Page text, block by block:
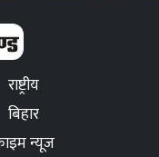
राष्ट्रीय
बिहार
न्यूज